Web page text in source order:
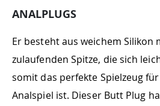
ANALPLUGS
Er besteht aus weichem Silikon
zulaufenden Spitze, die sich
somit das perfekte Spielzeug
Analspiel ist. Dieser Butt Plug